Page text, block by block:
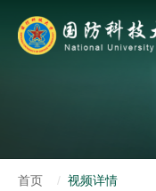
首页 视频详情